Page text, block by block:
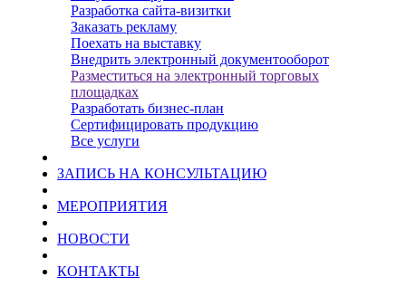
Разработка сайта-визитки
Заказать рекламу
Поехать на выставку
Внедрить электронный документооборот
Разместиться на электронный торговых
площадках
Разработать бизнес-план
Сертифицировать продукцию
Все услуги
ЗАПИСЬ НА КОНСУЛЬТАЦИЮ
МЕРОПРИЯТИЯ
НОВОСТИ
КОНТАКТЫ